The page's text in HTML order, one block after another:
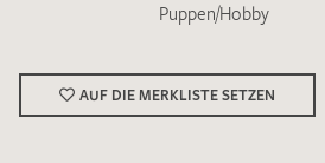
Puppen/Hobby
AUF DIE MERKLISTE SETZEN